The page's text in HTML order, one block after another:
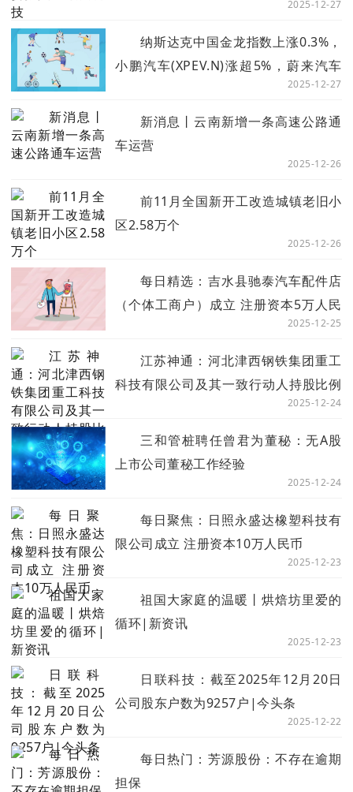
2025-12-27
纳斯达克中国金龙指数上涨0.3%，
小鹏汽车(XPEV.N)涨超5%，蔚来汽车
(NIO.N)、理想汽车(LI.O)涨超2%，阿
里巴巴(BABA.N)涨0.8%。 焦点讯息
2025-12-27
新消息丨云南新增一条高速公路通
车运营
2025-12-26
前11月全国新开工改造城镇老旧小
区2.58万个
2025-12-26
每日精选：吉水县驰泰汽车配件店
（个体工商户）成立 注册资本5万人民
2025-12-25
江苏神通：河北津西钢铁集团重工
科技有限公司及其一致行动人持股比例
2025-12-24
三和管桩聘任曾君为董秘：无A股
上市公司董秘工作经验
2025-12-24
每日聚焦：日照永盛达橡塑科技有
限公司成立 注册资本10万人民币
2025-12-23
祖国大家庭的温暖丨烘焙坊里爱的
循环|新资讯
2025-12-23
日联科技：截至2025年12月20日
公司股东户数为9257户|今头条
2025-12-22
每日热门：芳源股份：不存在逾期
担保